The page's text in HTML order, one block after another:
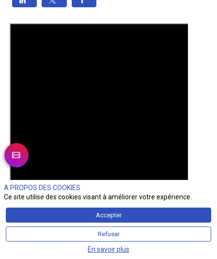
A PROPOS DES COOKIES
Ce site utilise des cookies visant à améliorer votre expérience.
Accepter
Refuser
En savoir plus